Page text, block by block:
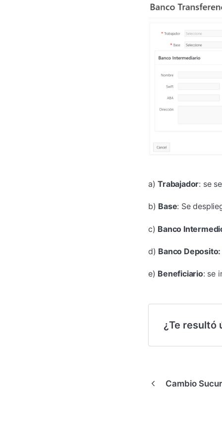
a)Trabajador: se
b) Base: Se
c) Banco
d) Banco Deposito:
e) Beneficiario: se
¿Te resultó
Cambio